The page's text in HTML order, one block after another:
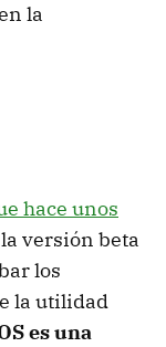
la
hace unos
versión beta
los
la utilidad
es una